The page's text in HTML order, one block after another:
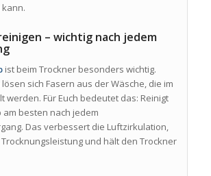
– wichtig nach jedem
ist beim Trockner besonders wichtig.
sich Fasern aus der Wäsche, die im
werden. Für Euch bedeutet das: Reinigt
am besten nach jedem
Das verbessert die Luftzirkulation,
und hält den Trockner